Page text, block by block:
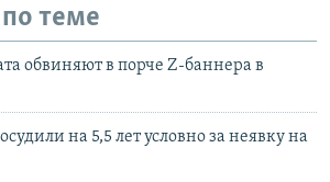
теме
обвиняют в порче Z-баннера в
на 5,5 лет условно за неявку на